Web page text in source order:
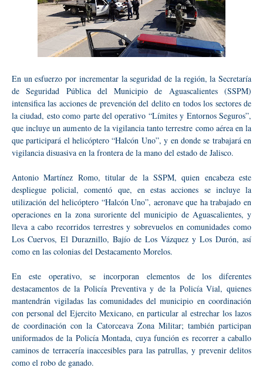
En un esfuerzo por incrementar la seguridad de la región, la Secretaría
de Seguridad Pública del Municipio de Aguascalientes (SSPM)
intensifica las acciones de prevención del delito en todos los sectores de
la ciudad, esto como parte del operativo “Límites y Entornos Seguros”,
que incluye un aumento de la vigilancia tanto terrestre como aérea en la
que participará el helicóptero “Halcón Uno”, y en donde se trabajará en
vigilancia disuasiva en la frontera de la mano del estado de Jalisco.
Antonio Martínez Romo, titular de la SSPM, quien encabeza este
despliegue policial, comentó que, en estas acciones se incluye la
utilización del helicóptero “Halcón Uno”, aeronave que ha trabajado en
operaciones en la zona suroriente del municipio de Aguascalientes, y
lleva a cabo recorridos terrestres y sobrevuelos en comunidades como
Los Cuervos, El Duraznillo, Bajío de Los Vázquez y Los Durón, así
como en las colonias del Destacamento Morelos.
En este operativo, se incorporan elementos de los diferentes
destacamentos de la Policía Preventiva y de la Policía Vial, quienes
mantendrán vigiladas las comunidades del municipio en coordinación
con personal del Ejercito Mexicano, en particular al estrechar los lazos
de coordinación con la Catorceava Zona Militar; también participan
uniformados de la Policía Montada, cuya función es recorrer a caballo
caminos de terracería inaccesibles para las patrullas, y prevenir delitos
como el robo de ganado.